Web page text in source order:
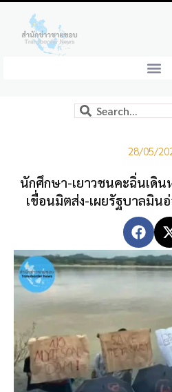
28/05/
นักศึกษา-เยาวชนคะฉิ่นเดิน
เขื่อนมิตส่ง-เผยรัฐบาลมิน